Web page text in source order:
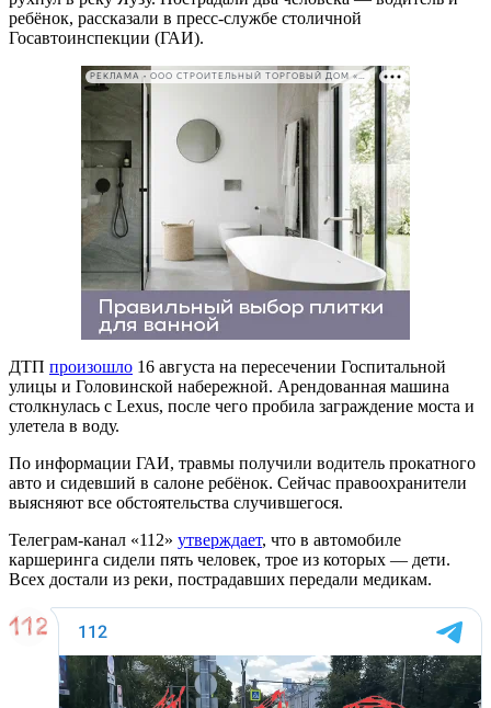
ребёнок, рассказали в пресс-службе столичной
Госавтоинспекции (ГАИ).
РЕКЛАМА • ООО СТРОИТЕЛЬНЫЙ ТОРГОВЫЙ ДОМ «ПЕТРОВИЧ». ИНН: 7802348846
ДТП произошло 16 августа на пересечении Госпитальной
улицы и Головинской набережной. Арендованная машина
столкнулась с Lexus, после чего пробила заграждение моста и
улетела в воду.
По информации ГАИ, травмы получили водитель прокатного
авто и сидевший в салоне ребёнок. Сейчас правоохранители
выясняют все обстоятельства случившегося.
Телеграм-канал «112» утверждает, что в автомобиле
каршеринга сидели пять человек, трое из которых — дети.
Всех достали из реки, пострадавших передали медикам.